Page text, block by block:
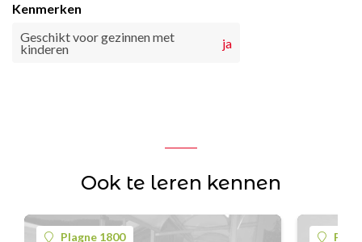
Kenmerken
Geschikt voor gezinnen met
kinderen ja
Ook te leren kennen
Plagne 1800